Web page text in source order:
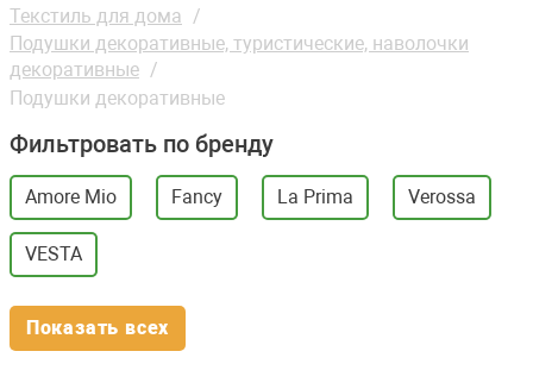
Текстиль для дома
Подушки декоративные, туристические, наволочки
декоративные
Подушки декоративные
Фильтровать по бренду
Amore Mio Fancy La Prima Verossa
VESTA
Показать всех